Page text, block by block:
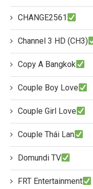
CHANGE2561
Channel 3 HD (CH3)
Copy A Bangkok
Couple Boy Love
Couple Girl Love
Couple Thái Lan
Domundi TV
FRT Entertainment